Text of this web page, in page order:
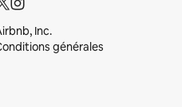
Inc.
générales